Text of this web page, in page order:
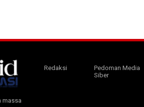
massa
Redaksi
Pedoman Media
Siber